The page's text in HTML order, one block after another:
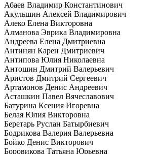
Абаев Владимир Константинович
Акульшин Алексей Владимирович
Алеко Елена Викторовна
Алманова Эврика Владимировна
Андреева Елена Дмитриевна
Антинян Карен Дмитриевич
Антипова Юлия Николаевна
Антошин Дмитрий Валерьевич
Аристов Дмитрий Сергеевич
Артамонов Денис Андреевич
Асташкин Павел Вячеславович
Батурина Ксения Игоревна
Белая Юлия Викторовна
Беретарь Руслан Батырбиевич
Бодрикова Валерия Валерьевна
Бойко Денис Викторович
Боровикова Татьяна Юрьевна